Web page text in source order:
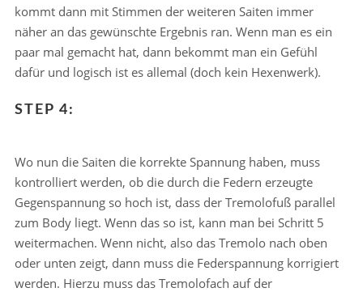
kommt dann mit Stimmen der weiteren Saiten immer
näher an das gewünschte Ergebnis ran. Wenn man es ein
paar mal gemacht hat, dann bekommt man ein Gefühl
dafür und logisch ist es allemal (doch kein Hexenwerk).
STEP 4:
Wo nun die Saiten die korrekte Spannung haben, muss
kontrolliert werden, ob die durch die Federn erzeugte
Gegenspannung so hoch ist, dass der Tremolofuß parallel
zum Body liegt. Wenn das so ist, kann man bei Schritt 5
weitermachen. Wenn nicht, also das Tremolo nach oben
oder unten zeigt, dann muss die Federspannung korrigiert
werden. Hierzu muss das Tremolofach auf der